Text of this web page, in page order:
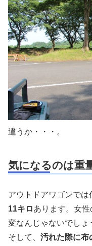
違うか・・・。
気になるのは重
アウトドアワゴンで
11キロあります。女
変なんじゃないでしょ
そして、 汚れた際に布